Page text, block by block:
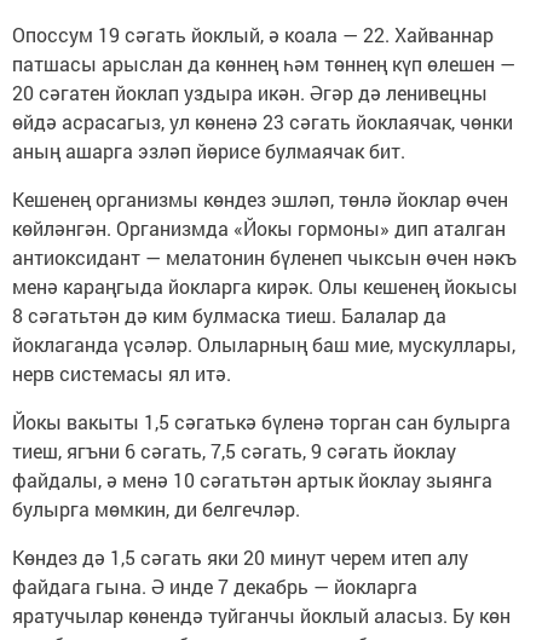
Опоссум 19 сәгать йоклый, ә коала — 22. Хайваннар
патшасы арыслан да көннең һәм төннең күп өлешен —
20 сәгатен йоклап уздыра икән. Әгәр дә ленивецны
өйдә асрасагыз, ул көненә 23 сәгать йоклаячак, чөнки
аның ашарга эзләп йөрисе булмаячак бит.
Кешенең организмы көндез эшләп, төнлә йоклар өчен
көйләнгән. Организмда «Йокы гормоны» дип аталган
антиоксидант — мелатонин бүленеп чыксын өчен нәкъ
менә караңгыда йокларга кирәк. Олы кешенең йокысы
8 сәгатьтән дә ким булмаска тиеш. Балалар да
йоклаганда үсәләр. Олыларның баш мие, мускуллары,
нерв системасы ял итә.
Йокы вакыты 1,5 сәгатькә бүленә торган сан булырга
тиеш, ягъни 6 сәгать, 7,5 сәгать, 9 сәгать йоклау
файдалы, ә менә 10 сәгатьтән артык йоклау зыянга
булырга мөмкин, ди белгечләр.
Көндез дә 1,5 сәгать яки 20 минут черем итеп алу
файдага гына. Ә инде 7 декабрь — йокларга
яратучылар көнендә туйганчы йоклый аласыз. Бу көн